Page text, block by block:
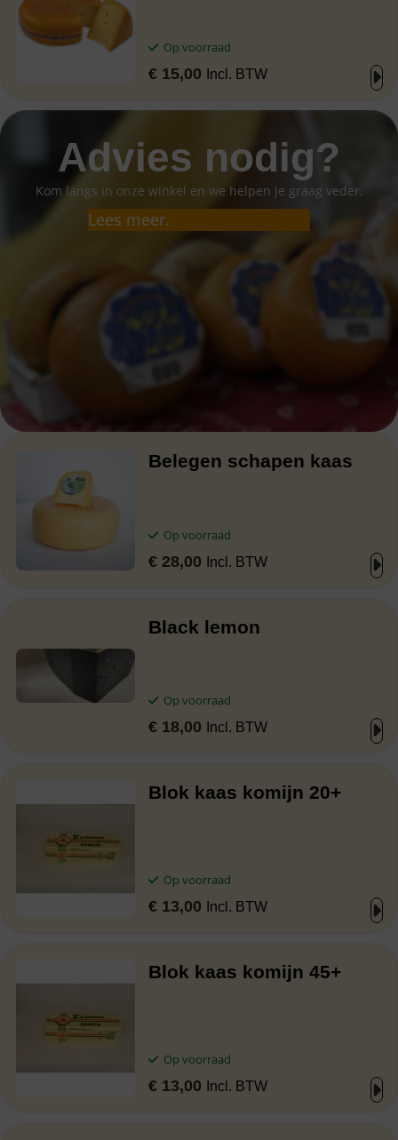
Op voorraad
€ 15,00 Incl. BTW
Advies nodig?
Kom langs in onze winkel en we helpen je graag veder.
Lees meer.
Belegen schapen kaas
Op voorraad
€ 28,00 Incl. BTW
Black lemon
Op voorraad
€ 18,00 Incl. BTW
Blok kaas komijn 20+
Op voorraad
€ 13,00 Incl. BTW
Blok kaas komijn 45+
Op voorraad
€ 13,00 Incl. BTW